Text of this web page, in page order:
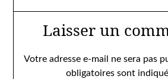
Laisser un
Votre adresse e-mail ne sera pas
obligatoires sont